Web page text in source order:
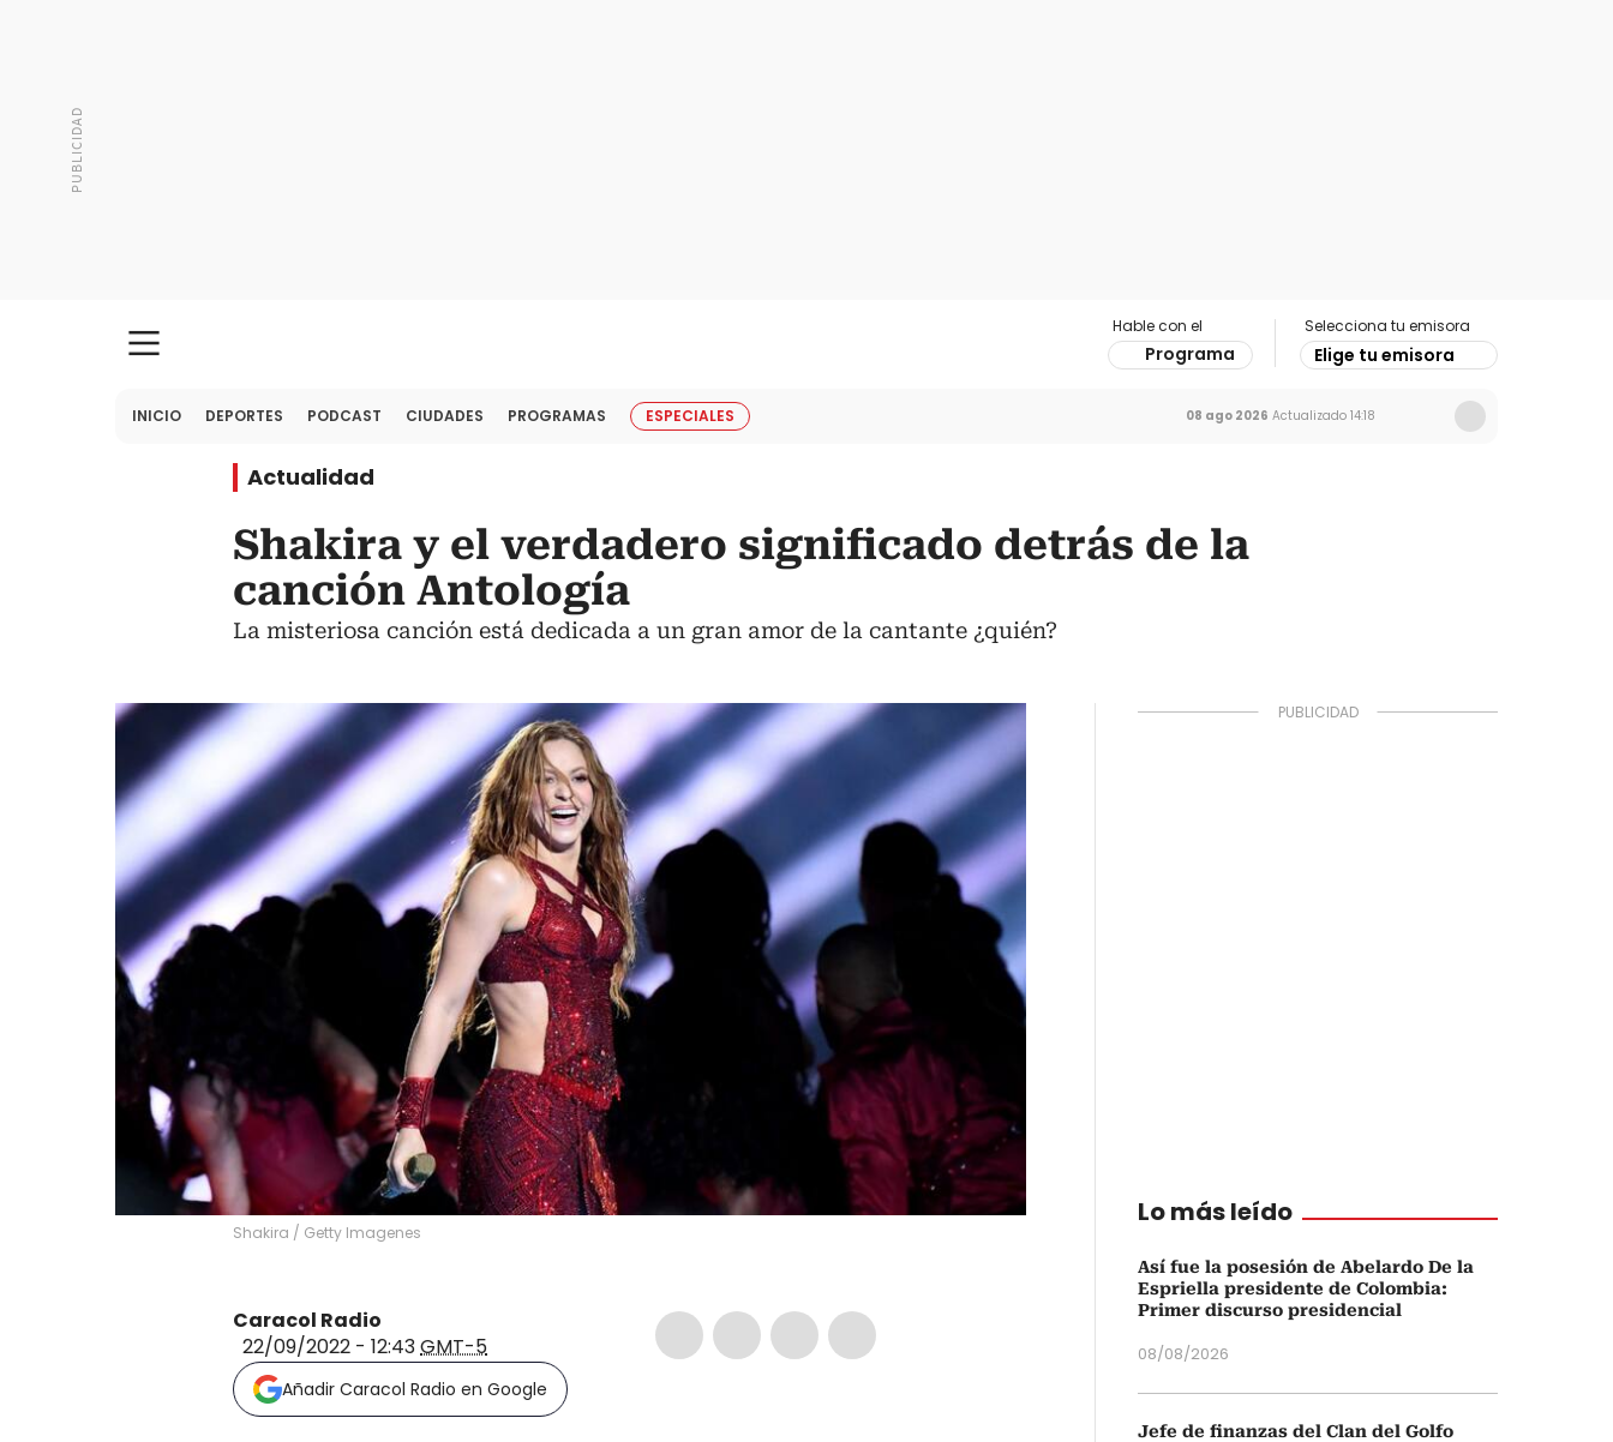
Hable con el
Programa
Selecciona tu emisora
Elige tu emisora
INICIO DEPORTES PODCAST CIUDADES PROGRAMAS ESPECIALES 08 ago 2026 Actualizado 14:18
Actualidad
Shakira y el verdadero significado detrás de la
canción Antología
La misteriosa canción está dedicada a un gran amor de la cantante ¿quién?
Shakira / Getty Imagenes
Caracol Radio
22/09/2022 - 12:43GMT-5
Añadir Caracol Radio en Google
Lo más leído
Así fue la posesión de Abelardo De la
Espriella presidente de Colombia:
Primer discurso presidencial
08/08/2026
Jefe de finanzas del Clan del Golfo